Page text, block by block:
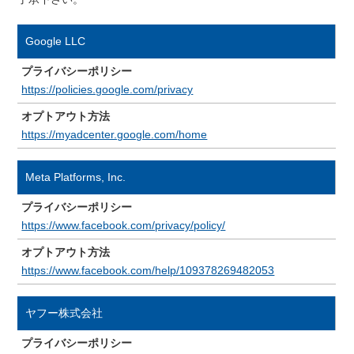
Google LLC
プライバシーポリシー
https://policies.google.com/privacy
オプトアウト方法
https://myadcenter.google.com/home
Meta Platforms, Inc.
プライバシーポリシー
https://www.facebook.com/privacy/policy/
オプトアウト方法
https://www.facebook.com/help/109378269482053
ヤフー株式会社
プライバシーポリシー